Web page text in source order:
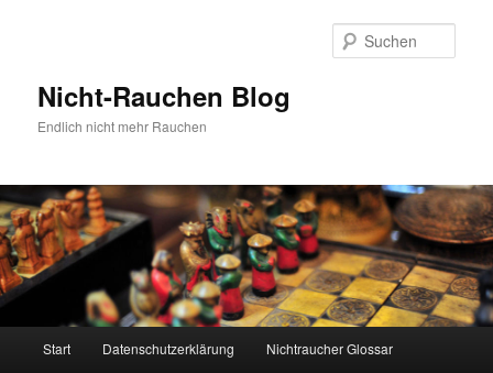
Nicht-Rauchen Blog
Endlich nicht mehr Rauchen
Start Datenschutzerklärung Nichtraucher Glossar